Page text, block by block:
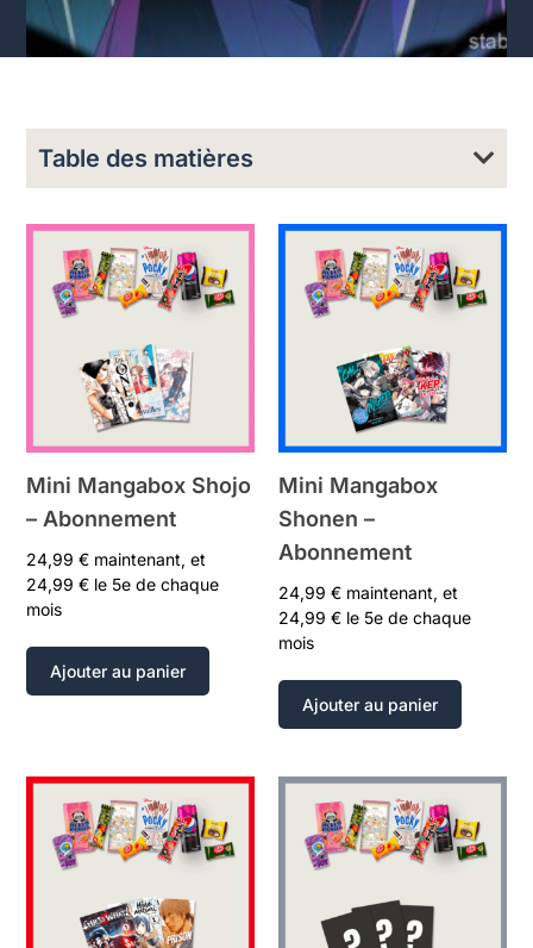
Table des matières
Mini Mangabox Shojo
– Abonnement
24,99€ maintenant, et
24,99€ le 5e de chaque
mois
Ajouter au panier
Mini Mangabox
Shonen –
Abonnement
24,99 € maintenant, et
24,99 € le 5e de chaque
mois
Ajouter au panier